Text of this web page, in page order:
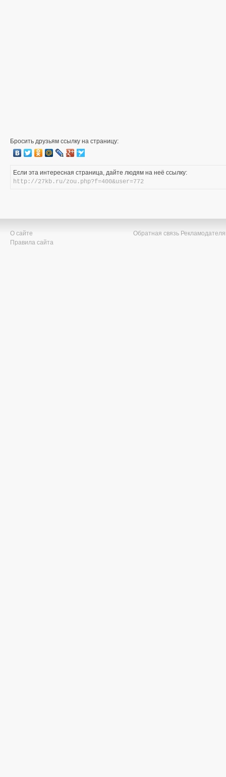
Бросить друзьям ссылку на страницу:
Если эта интересная страница, дайте людям на неё ссылку:
http://27kb.ru/zou.php?f=400&user=772
О сайте
Правила сайта
Обратная связь